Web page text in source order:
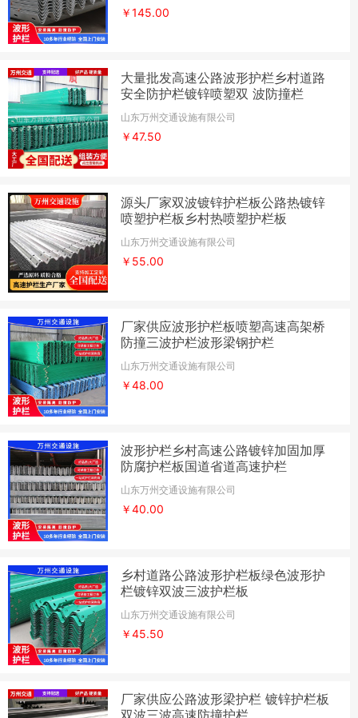
￥145.00
大量批发高速公路波形护栏乡村道路
安全防护栏镀锌喷塑双 波防撞栏
山东万州交通设施有限公司
￥47.50
源头厂家双波镀锌护栏板公路热镀锌
喷塑护栏板乡村热喷塑护栏板
山东万州交通设施有限公司
￥55.00
厂家供应波形护栏板喷塑高速高架桥
防撞三波护栏波形梁钢护栏
山东万州交通设施有限公司
￥48.00
波形护栏乡村高速公路镀锌加固加厚
防腐护栏板国道省道高速护栏
山东万州交通设施有限公司
￥40.00
乡村道路公路波形护栏板绿色波形护
栏镀锌双波三波护栏板
山东万州交通设施有限公司
￥45.50
厂家供应公路波形梁护栏 镀锌护栏板